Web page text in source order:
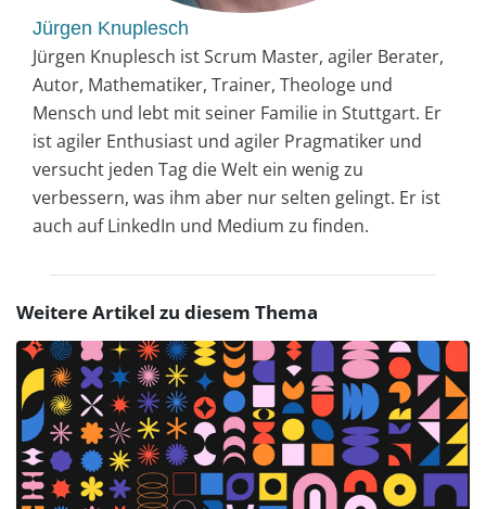
Jürgen Knuplesch
Jürgen Knuplesch ist Scrum Master, agiler Berater,
Autor, Mathematiker, Trainer, Theologe und
Mensch und lebt mit seiner Familie in Stuttgart. Er
ist agiler Enthusiast und agiler Pragmatiker und
versucht jeden Tag die Welt ein wenig zu
verbessern, was ihm aber nur selten gelingt. Er ist
auch auf LinkedIn und Medium zu finden.
Weitere Artikel zu diesem Thema